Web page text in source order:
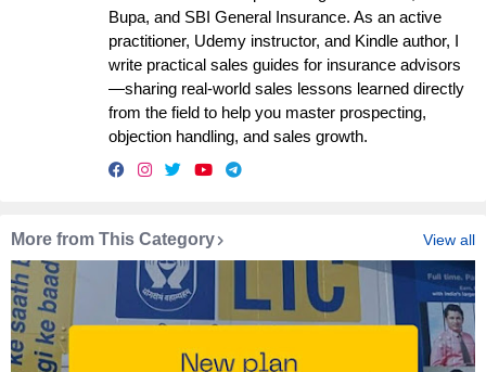
Bupa, and SBI General Insurance. As an active
practitioner, Udemy instructor, and Kindle author, I
write practical sales guides for insurance advisors
—sharing real-world sales lessons learned directly
from the field to help you master prospecting,
objection handling, and sales growth.
More from This Category View all